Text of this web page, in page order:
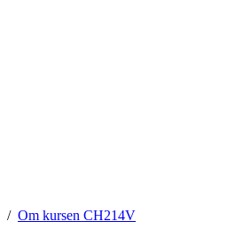
Om kursen CH214V